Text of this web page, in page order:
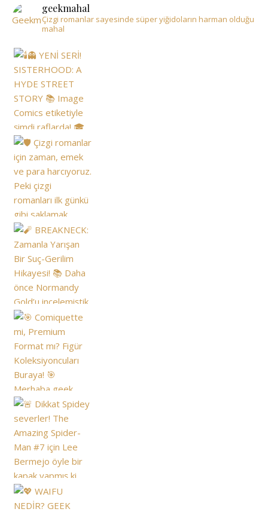
geekmahal
Çizgi romanlar sayesinde süper yiğidoların harman olduğu
mahal